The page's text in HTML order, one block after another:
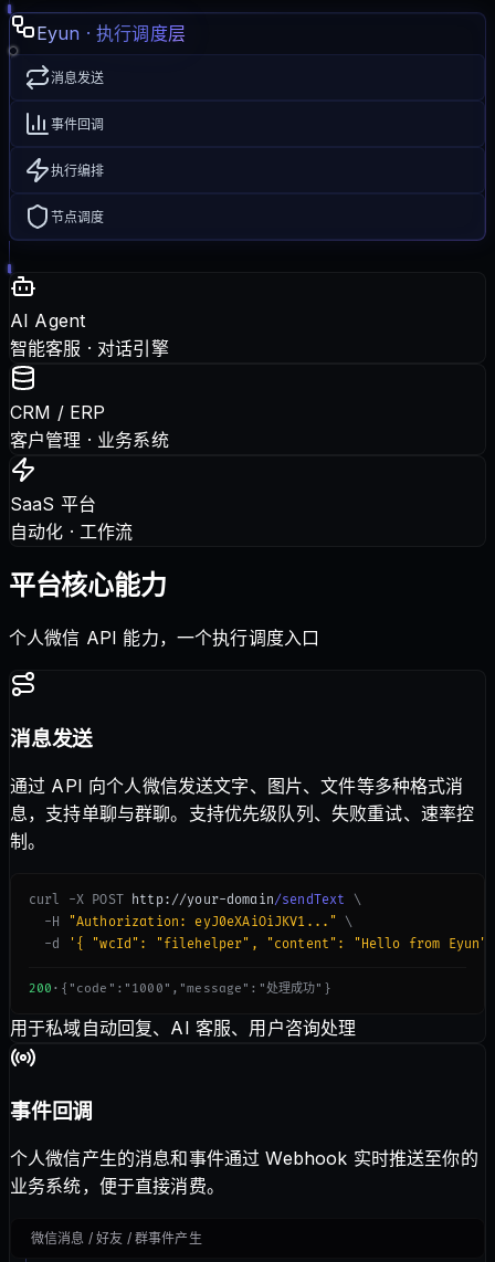
Eyun · 执行调度层
消息发送
事件回调
执行编排
节点调度
AI Agent
智能客服 · 对话引擎
CRM / ERP
客户管理 · 业务系统
SaaS 平台
自动化 · 工作流
平台核心能力
个人微信 API 能力，一个执行调度入口
消息发送
通过 API 向个人微信发送文字、图片、文件等多种格式消
息，支持单聊与群聊。支持优先级队列、失败重试、速率控
制。
curl -X POST http://your-domain/sendText
\
-H
"Authorization: eyJ0eXAiOiJKV1..." \
-d
'{ "wcId": "filehelper", "content": "Hello from
200 · {"code":"1000","message":"处理成功"}
用于私域自动回复、AI 客服、用户咨询处理
事件回调
个人微信产生的消息和事件通过 Webhook 实时推送至你的
业务系统，便于直接消费。
微信消息 / 好友 / 群事件产生